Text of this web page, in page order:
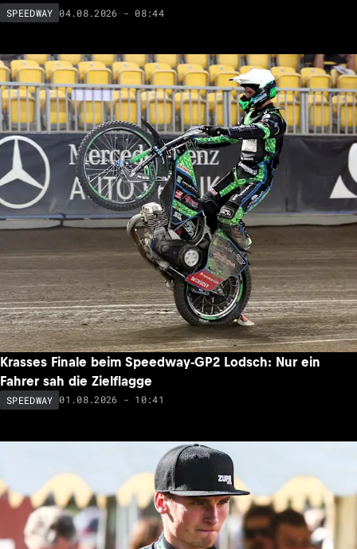
SPEEDWAY 04.08.2026 - 08:44
Krasses Finale beim Speedway-GP2 Lodsch: Nur ein
Fahrer sah die Zielflagge
SPEEDWAY 01.08.2026 - 10:41